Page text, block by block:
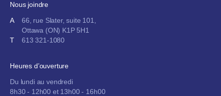
Nous joindre
A
66, rue Slater, suite 101,
Ottawa (ON) K1P 5H1
T
613 321-1080
Heures d’ouverture
Du lundi au vendredi
8h30 - 12h00 et 13h00 - 16h00